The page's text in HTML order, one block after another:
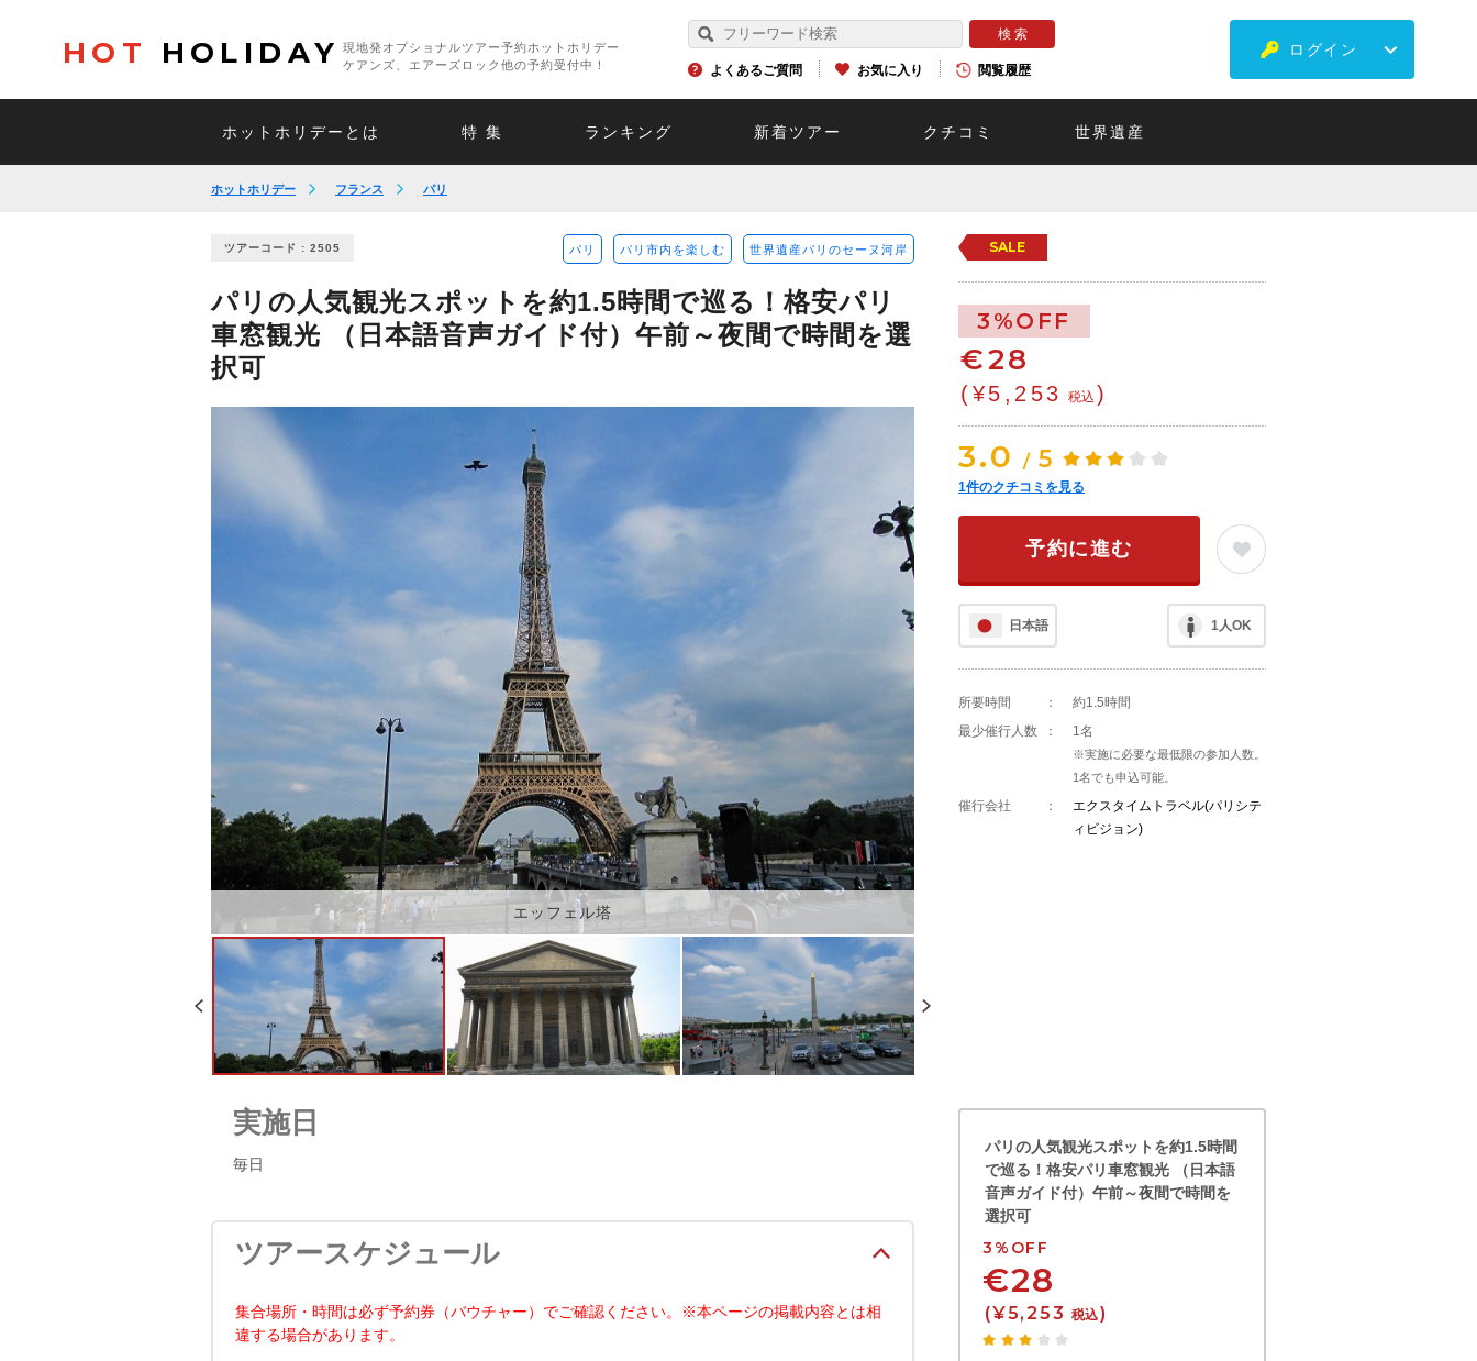
HOT HOLIDAY
現地発オプショナルツアー予約ホットホリデー
ケアンズ、エアーズロック他の予約受付中！
よくあるご質問 お気に入り 閲覧履歴
ログイン
ホットホリデーとは 特 集 ランキング 新着ツアー クチコミ 世界遺産
ホットホリデー フランス パリ
ツアーコード : 2505 パリ パリ市内を楽しむ 世界遺産パリのセーヌ河岸
パリの人気観光スポットを約1.5時間で巡る！格安パリ
車窓観光 （日本語音声ガイド付）午前～夜間で時間を選
択可
エッフェル塔
SALE
3%OFF
€28
(¥5,253 税込 )
3.0 / 5
1件のクチコミを見る
予約に進む
日本語 1人OK
所要時間 ：
約1.5時間
最少催行人数
： 1名
※実施に必要な最低限の参加人数。
1名でも申込可能。
催行会社 ：
エクスタイムトラベル(パリシテ
ィビジョン)
実施日
毎日
ツアースケジュール
集合場所・時間は必ず予約券（バウチャー）でご確認ください。※本ページの掲載内容とは相
違する場合があります。
パリの人気観光スポットを約1.5時間
で巡る！格安パリ車窓観光 （日本語
音声ガイド付）午前～夜間で時間を
選択可
3%OFF
€28
(¥5,253 税込)